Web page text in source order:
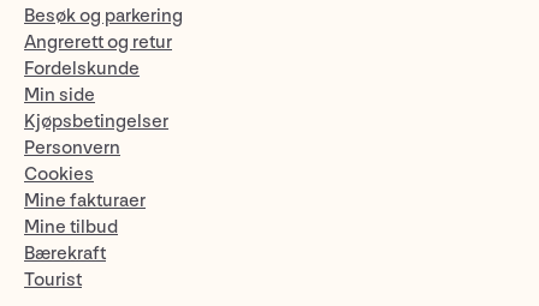
Besøk og parkering
Angrerett og retur
Fordelskunde
Min side
Kjøpsbetingelser
Personvern
Cookies
Mine fakturaer
Mine tilbud
Bærekraft
Tourist